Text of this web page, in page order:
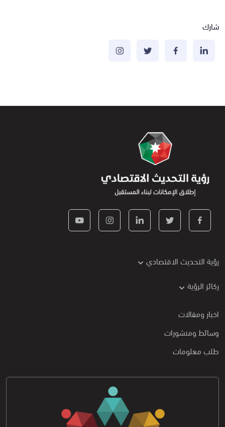
شارك
رؤية التحديث الاقتصادي
ركائز الرؤية
اخبار ومقالات
وسائط ومنشورات
طلب معلومات